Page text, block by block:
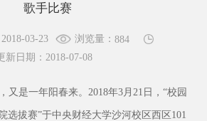
歌手比赛
03-23 浏览量： 884
新日期：2018-07-08
又是一年阳春来。2018年3月21日，“校园
选拔赛”于中央财经大学沙河校区西区101